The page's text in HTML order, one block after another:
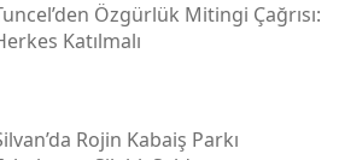
Özgürlük Mitingi Çağrısı:
Katılmalı
Rojin Kabaiş Parkı